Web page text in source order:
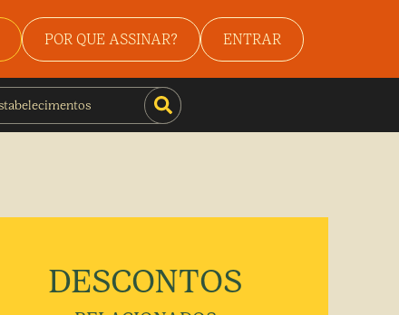
POR QUE ASSINAR? ENTRAR
DESCONTOS